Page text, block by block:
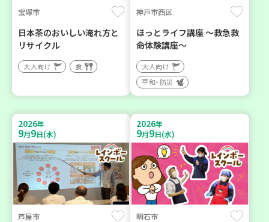
宝塚市
日本茶のおいしい淹れ方と
リサイクル
大人向け 食
神戸市西区
ほっとライフ講座 ～救急救
命体験講座～
大人向け
平和・防災
2026年
9月9日(水)
芦屋市
2026年
9月9日(水)
明石市